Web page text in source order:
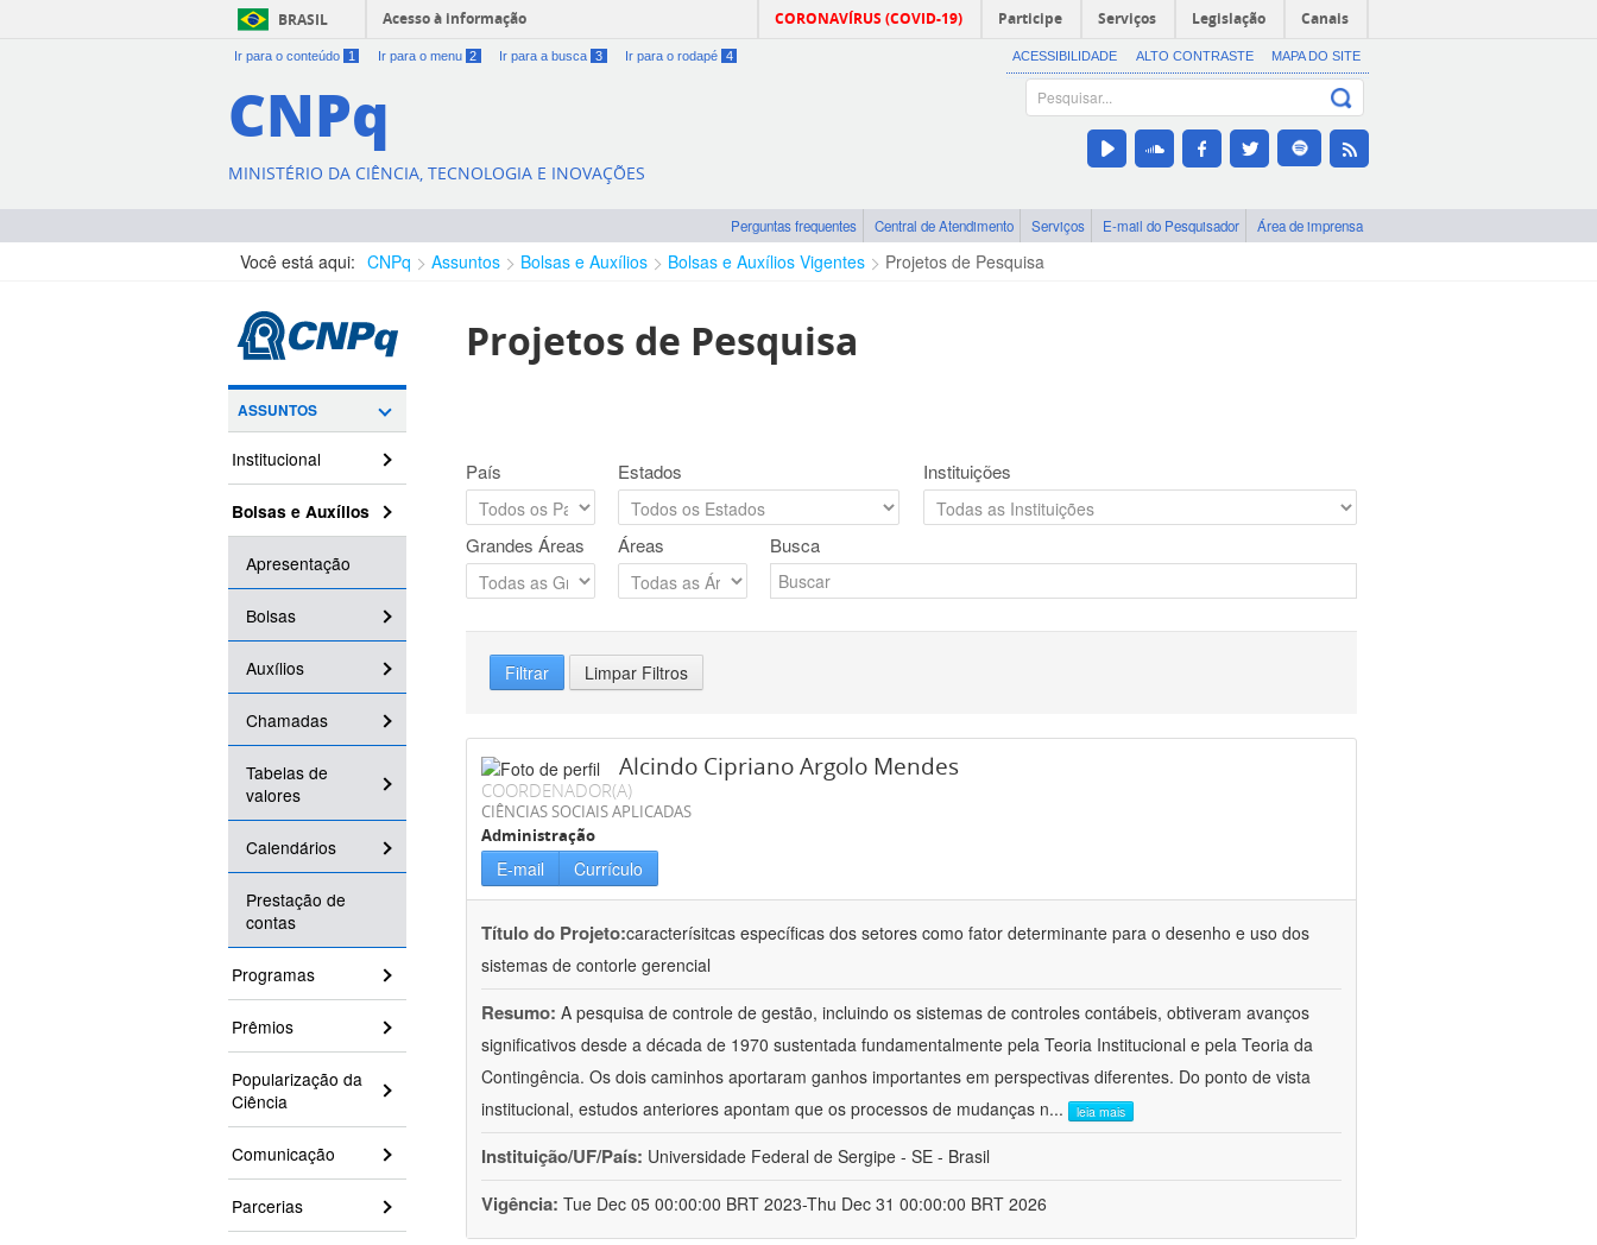
BRASIL Acesso à informação CORONAVÍRUS (COVID-19) Participe Serviços Legislação Canais
Ir para o conteúdo 1 Ir para o menu 2 Ir para a busca 3 Ir para o rodapé 4 ACESSIBILIDADE ALTO CONTRASTE MAPA DO SITE
CNPq
MINISTÉRIO DA CIÊNCIA, TECNOLOGIA E INOVAÇÕES
Perguntas frequentes Central de Atendimento Serviços E-mail do Pesquisador Área de imprensa
Você está aqui: CNPq Assuntos Bolsas e Auxílios Bolsas e Auxílios Vigentes Projetos de Pesquisa
ASSUNTOS
Institucional
Bolsas e Auxílios
Apresentação
Bolsas
Auxílios
Chamadas
Tabelas de
valores
Calendários
Prestação de
contas
Programas
Prêmios
Popularização da
Ciência
Comunicação
Parcerias
Projetos de Pesquisa
País Estados Instituições
Grandes Áreas Áreas Busca
Filtrar Limpar Filtros
Alcindo Cipriano Argolo Mendes
COORDENADOR(A)
CIÊNCIAS SOCIAIS APLICADAS
Administração
E-mail Currículo
Título do Projeto:caracterísitcas específicas dos setores como fator determinante para o desenho e uso dos
sistemas de contorle gerencial
Resumo: A pesquisa de controle de gestão, incluindo os sistemas de controles contábeis, obtiveram avanços
significativos desde a década de 1970 sustentada fundamentalmente pela Teoria Institucional e pela Teoria da
Contingência. Os dois caminhos aportaram ganhos importantes em perspectivas diferentes. Do ponto de vista
institucional, estudos anteriores apontam que os processos de mudanças n... leia mais
Instituição/UF/País: Universidade Federal de Sergipe - SE - Brasil
Vigência: Tue Dec 05 00:00:00 BRT 2023-Thu Dec 31 00:00:00 BRT 2026